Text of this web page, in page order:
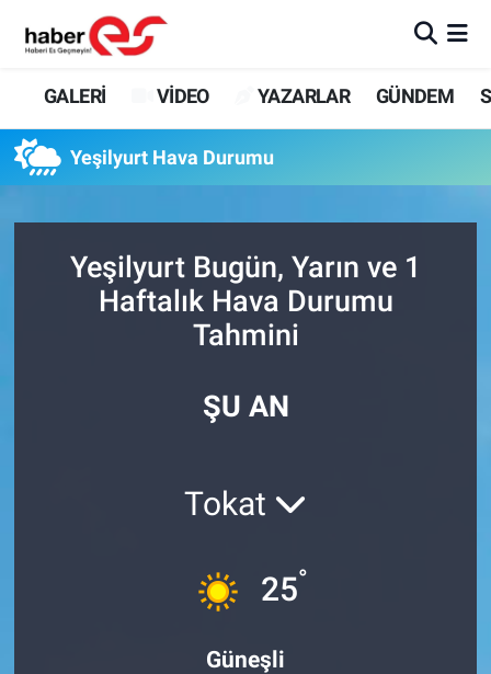
GALERİ VİDEO YAZARLAR GÜNDEM
Yeşilyurt Hava Durumu
Yeşilyurt Bugün, Yarın ve 1
Haftalık Hava Durumu
Tahmini
ŞU AN
Tokat
25°
Güneşli
GALERİ
GÜNDEM
SİYASET
Eskişehir Nöbetçi Eczaneler
Süper Lig Puan Durumu ve Fikstür
Tüm Manşetler